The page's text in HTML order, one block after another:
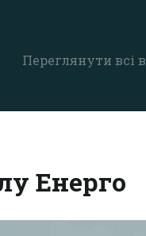
Переглянути всі
Енерго